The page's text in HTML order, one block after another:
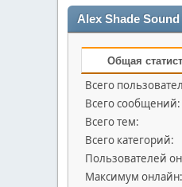
Alex Shade
Общая
Всего
Всего сообщений:
Всего тем:
Всего категорий:
Пользователей
Максимум онлайн: